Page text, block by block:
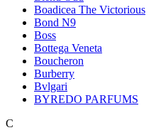
Boadicea The Victorious
Bond N9
Boss
Bottega Veneta
Boucheron
Burberry
Bvlgari
BYREDO PARFUMS
C